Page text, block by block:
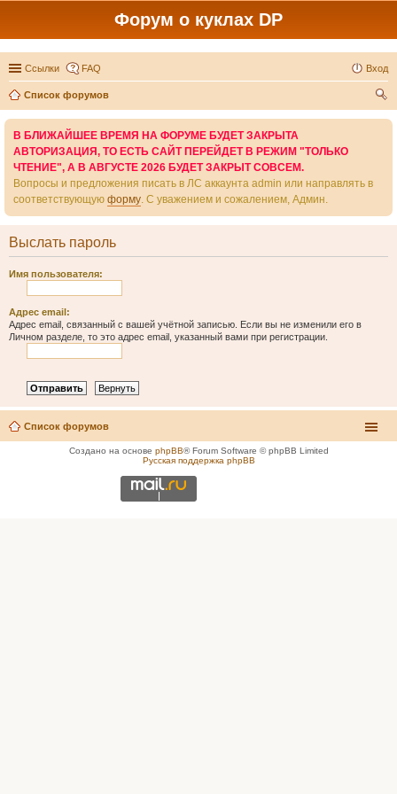
Форум о куклах DP
Ссылки FAQ Вход
Список форумов
В БЛИЖАЙШЕЕ ВРЕМЯ НА ФОРУМЕ БУДЕТ ЗАКРЫТА
АВТОРИЗАЦИЯ, ТО ЕСТЬ САЙТ ПЕРЕЙДЕТ В РЕЖИМ "ТОЛЬКО
ЧТЕНИЕ", А В АВГУСТЕ 2026 БУДЕТ ЗАКРЫТ СОВСЕМ.
Вопросы и предложения писать в ЛС аккаунта admin или направлять в
соответствующую форму. С уважением и сожалением, Админ.
Выслать пароль
Имя пользователя:
Адрес email:
Адрес email, связанный с вашей учётной записью. Если вы не изменили его в
Личном разделе, то это адрес email, указанный вами при регистрации.
Список форумов
Создано на основе phpBB® Forum Software © phpBB Limited
Русская поддержка phpBB